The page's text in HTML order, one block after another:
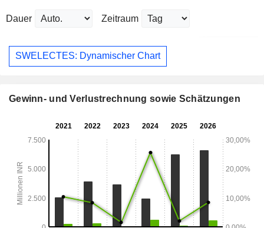
Dauer Zeitraum
SWELECTES: Dynamischer Chart
Gewinn- und Verlustrechnung sowie Schätzungen